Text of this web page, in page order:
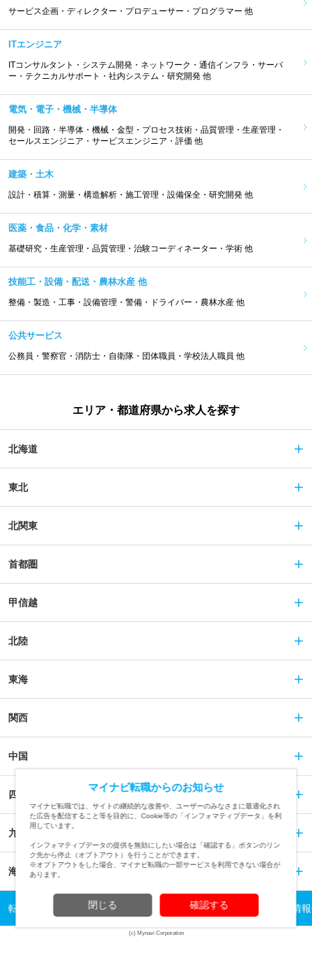
サービス企画・ディレクター・プロデューサー・プログラマー 他
ITエンジニア
ITコンサルタント・システム開発・ネットワーク・通信インフラ・サーバ
ー・テクニカルサポート・社内システム・研究開発 他
電気・電子・機械・半導体
開発・回路・半導体・機械・金型・プロセス技術・品質管理・生産管理・
セールスエンジニア・サービスエンジニア・評価 他
建築・土木
設計・積算・測量・構造解析・施工管理・設備保全・研究開発 他
医薬・食品・化学・素材
基礎研究・生産管理・品質管理・治験コーディネーター・学術 他
技能工・設備・配送・農林水産 他
整備・製造・工事・設備管理・警備・ドライバー・農林水産 他
公共サービス
公務員・警察官・消防士・自衛隊・団体職員・学校法人職員 他
エリア・都道府県から求人を探す
北海道
東北
北関東
首都圏
甲信越
北陸
東海
関西
中国
四国
九州
海外
転職TOP 企業情報・会社概要を探す 【本社が埼玉県】の企業情
(c) Mynavi Corporation
マイナビ転職からのお知らせ
マイナビ転職では、サイトの継続的な改善や、ユーザーのみなさまに最適化され
た広告を配信すること等を目的に、Cookie等の「インフォマティブデータ」を利
用しています。
インフォマティブデータの提供を無効にしたい場合は「確認する」ボタンのリン
ク先から停止（オプトアウト）を行うことができます。
※オプトアウトをした場合、マイナビ転職の一部サービスを利用できない場合が
あります。
閉じる 確認する